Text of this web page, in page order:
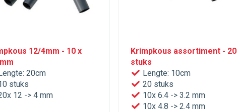
12/4mm - 10 x
Lengte: 20cm
stuks
12 -> 4 mm
Krimpkous assortiment - 20
stuks
Lengte: 10cm
20 stuks
10x 6.4 -> 3.2 mm
10x 4.8 -> 2.4 mm